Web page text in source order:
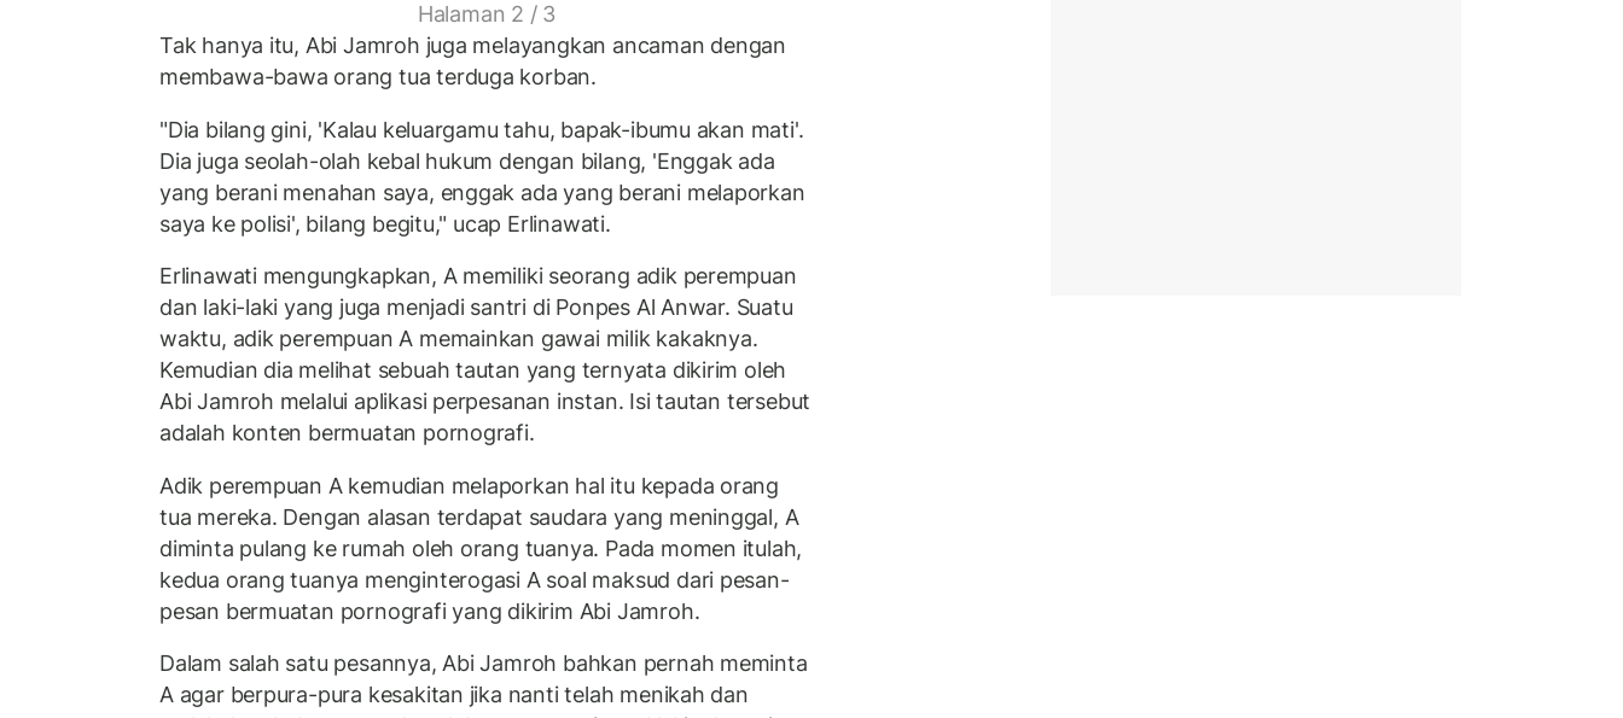
Halaman 2 / 3
Tak hanya itu, Abi Jamroh juga melayangkan ancaman dengan
membawa-bawa orang tua terduga korban.
"Dia bilang gini, 'Kalau keluargamu tahu, bapak-ibumu akan mati'.
Dia juga seolah-olah kebal hukum dengan bilang, 'Enggak ada
yang berani menahan saya, enggak ada yang berani melaporkan
saya ke polisi', bilang begitu," ucap Erlinawati.
Erlinawati mengungkapkan, A memiliki seorang adik perempuan
dan laki-laki yang juga menjadi santri di Ponpes Al Anwar. Suatu
waktu, adik perempuan A memainkan gawai milik kakaknya.
Kemudian dia melihat sebuah tautan yang ternyata dikirim oleh
Abi Jamroh melalui aplikasi perpesanan instan. Isi tautan tersebut
adalah konten bermuatan pornografi.
Adik perempuan A kemudian melaporkan hal itu kepada orang
tua mereka. Dengan alasan terdapat saudara yang meninggal, A
diminta pulang ke rumah oleh orang tuanya. Pada momen itulah,
kedua orang tuanya menginterogasi A soal maksud dari pesan-
pesan bermuatan pornografi yang dikirim Abi Jamroh.
Dalam salah satu pesannya, Abi Jamroh bahkan pernah meminta
A agar berpura-pura kesakitan jika nanti telah menikah dan